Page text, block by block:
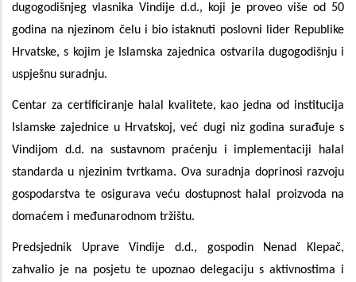
dugogodišnjeg vlasnika Vindije d.d., koji je proveo više od 50
godina na njezinom čelu i bio istaknuti poslovni lider Republike
Hrvatske, s kojim je Islamska zajednica ostvarila dugogodišnju i
uspješnu suradnju.
Centar za certificiranje halal kvalitete, kao jedna od institucija
Islamske zajednice u Hrvatskoj, već dugi niz godina surađuje s
Vindijom d.d. na sustavnom praćenju i implementaciji halal
standarda u njezinim tvrtkama. Ova suradnja doprinosi razvoju
gospodarstva te osigurava veću dostupnost halal proizvoda na
domaćem i međunarodnom tržištu.
Predsjednik Uprave Vindije d.d., gospodin Nenad Klepač,
zahvalio je na posjetu te upoznao delegaciju s aktivnostima i